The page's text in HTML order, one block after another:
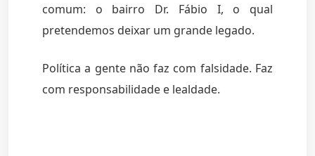
comum: o bairro Dr. Fábio I, o qual
pretendemos deixar um grande legado.
Política a gente não faz com falsidade. Faz
com responsabilidade e lealdade.